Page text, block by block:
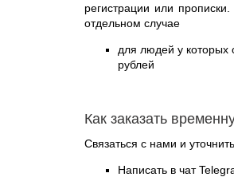
регистрации или
отдельном случае
для людей у которых
рублей
Как заказать
Связаться с нами и
Написать в чат